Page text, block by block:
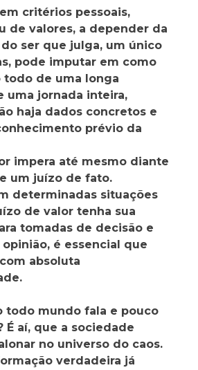
critérios pessoais,
de valores, a depender da
ser que julga, um único
pode imputar em como
todo de uma longa
uma jornada inteira,
haja dados concretos e
prévio da
impera até mesmo diante
um juízo de fato.
determinadas situações
de valor tenha sua
tomadas de decisão e
é essencial que
absoluta
todo mundo fala e pouco
É aí, que a sociedade
no universo do caos.
verdadeira já